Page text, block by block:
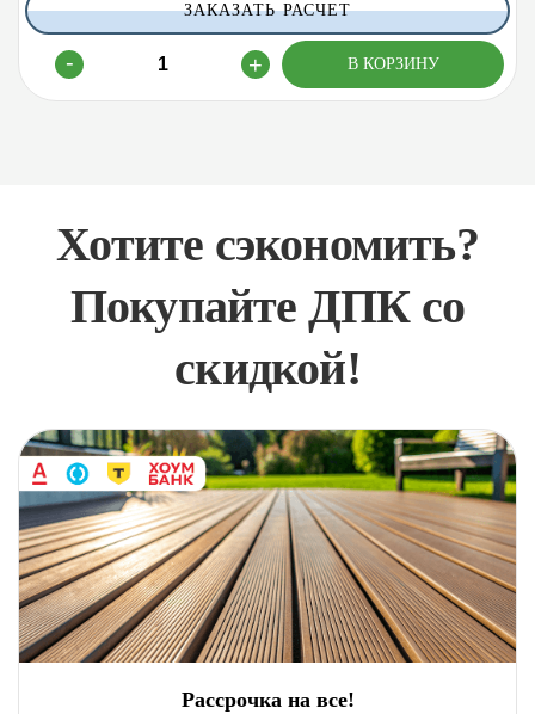
ЗАКАЗАТЬ РАСЧЕТ
Хотите сэкономить?
Покупайте ДПК со
скидкой!
Рассрочка на все!